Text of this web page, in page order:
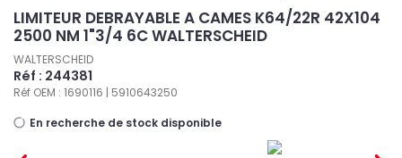
LIMITEUR DEBRAYABLE A CAMES K64/22R 42X104
2500 NM 1"3/4 6C WALTERSCHEID
WALTERSCHEID
Réf : 244381
Réf OEM : 1690116 | 5910643250
En recherche de stock disponible